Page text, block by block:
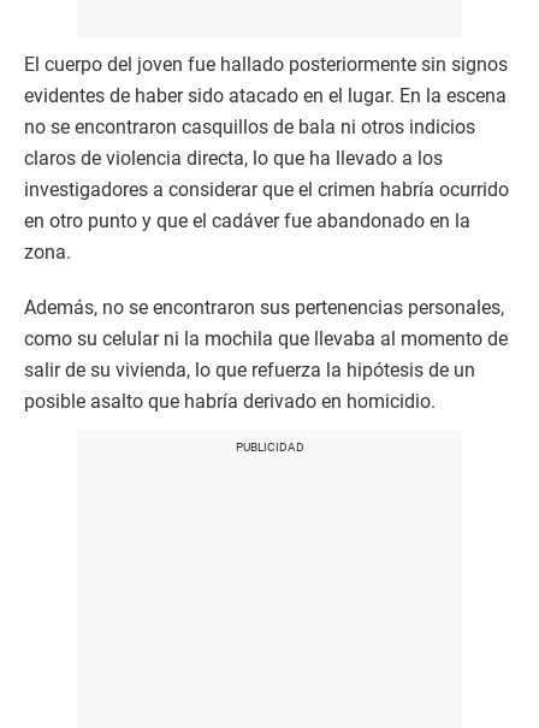
El cuerpo del joven fue hallado posteriormente sin signos
evidentes de haber sido atacado en el lugar. En la escena
no se encontraron casquillos de bala ni otros indicios
claros de violencia directa, lo que ha llevado a los
investigadores a considerar que el crimen habría ocurrido
en otro punto y que el cadáver fue abandonado en la
zona.
Además, no se encontraron sus pertenencias personales,
como su celular ni la mochila que llevaba al momento de
salir de su vivienda, lo que refuerza la hipótesis de un
posible asalto que habría derivado en homicidio.